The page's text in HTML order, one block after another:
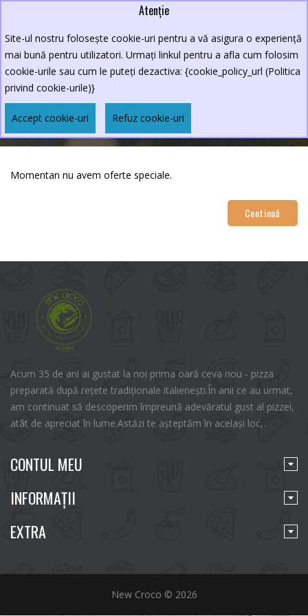
Atenție
Site-ul nostru folosește cookie-uri pentru a vă asigura o experiență
mai bună pentru utilizatori. Urmați linkul pentru a afla cum folosim
cookie-urile sau cum le puteți dezactiva: {cookie_policy_url (Politica
privind cookie-urile)}
Accept cookie-uri Refuz cookie-uri
0264.590213
New Croco
OFERTE SPECIALE
Momentan nu avem oferte speciale.
Continuă
Acum 35 de ani ai gustat la noi prima oară ceva nou - pizza
preparată după rețete tradiționale italienești.În anii ce au urmat,
am continuat să descoperim împreună adevăratul gust al pizzei,
atât de apreciat în lume.Astăzi te așteptăm în același loc,..
CONTUL MEU
INFORMAŢII
EXTRA
New Croco © 2026